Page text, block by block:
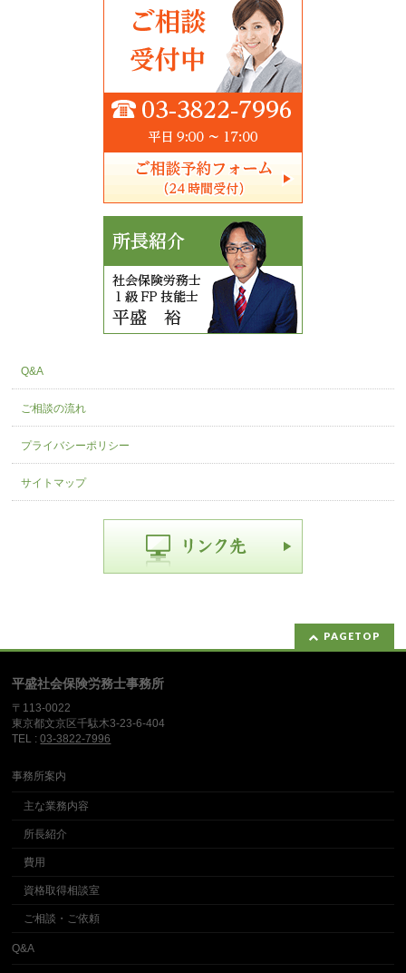
Q&A
ご相談の流れ
プライバシーポリシー
サイトマップ
PAGETOP
平盛社会保険労務士事務所
〒113-0022
東京都文京区千駄木3-23-6-404
TEL :03-3822-7996
事務所案内
主な業務内容
所長紹介
費用
資格取得相談室
ご相談・ご依頼
Q&A